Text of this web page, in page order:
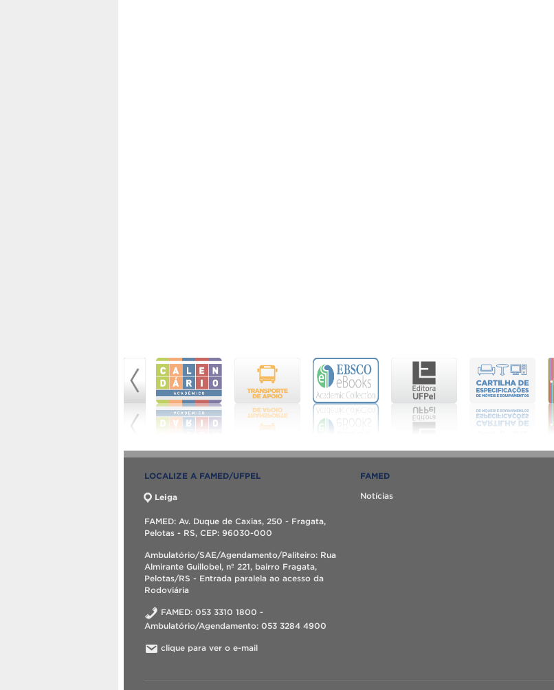
LOCALIZE A FAMED/UFPEL
Leiga
FAMED: Av. Duque de Caxias, 250 - Fragata,
Pelotas - RS, CEP: 96030-000
Ambulatório/SAE/Agendamento/Paliteiro: Rua
Almirante Guillobel, nº 221, bairro Fragata,
Pelotas/RS - Entrada paralela ao acesso da
Rodoviária
FAMED: 053 3310 1800 -
Ambulatório/Agendamento: 053 3284 4900
clique para ver o e-mail
FAMED
Notícias